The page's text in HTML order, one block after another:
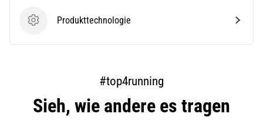
Produkttechnologie
Produkttechnologie
#top4running
Sieh, wie andere es tragen